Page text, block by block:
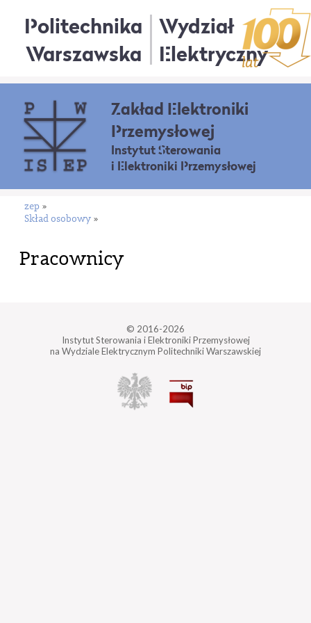
Politechnika
Warszawska
Wydział
Elektryczny
Zakład Elektroniki
Przemysłowej
Instytut Sterowania
i Elektroniki Przemysłowej
zep »
Skład osobowy »
Pracownicy
© 2016-2026
Instytut Sterowania i Elektroniki Przemysłowej
na Wydziale Elektrycznym Politechniki Warszawskiej